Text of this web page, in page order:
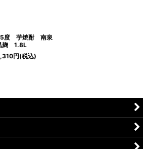
度 芋焼酎 南泉
麹 1.8L
円(税込)